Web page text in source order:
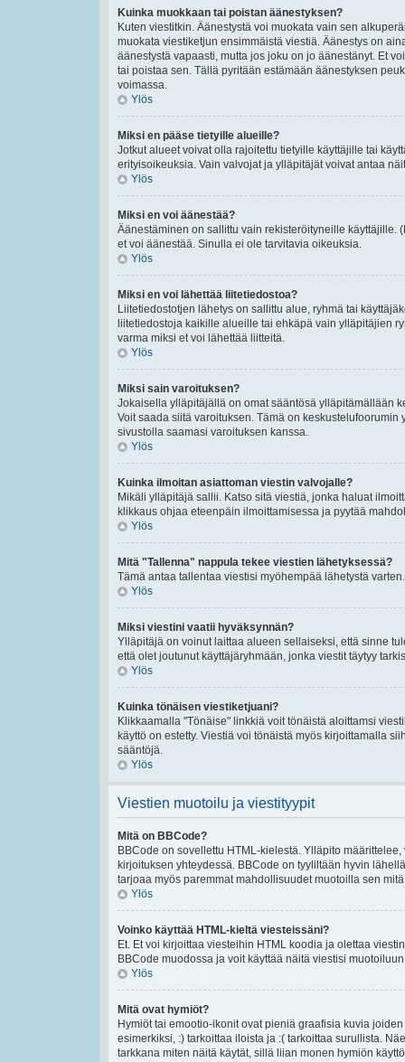
Kuinka muokkaan tai poistan äänestyksen?
Kuten viestitkin. Äänestystä voi muokata vain sen
muokata viestiketjun ensimmäistä viestiä. Äänestys on
äänestystä vapaasti, mutta jos joku on jo äänestänyt. Et
tai poistaa sen. Tällä pyritään estämään äänestyksen
voimassa.
Ylös
Miksi en pääse tietyille alueille?
Jotkut alueet voivat olla rajoitettu tietyille käyttäjille tai
erityisoikeuksia. Vain valvojat ja ylläpitäjät voivat antaa
Ylös
Miksi en voi äänestää?
Äänestäminen on sallittu vain rekisteröityneille käyttäjille.
et voi äänestää. Sinulla ei ole tarvitavia oikeuksia.
Ylös
Miksi en voi lähettää liitetiedostoa?
Liitetiedostotjen lähetys on sallittu alue, ryhmä tai
liitetiedostoja kaikille alueille tai ehkäpä vain ylläpitäjien
varma miksi et voi lähettää liitteitä.
Ylös
Miksi sain varoituksen?
Jokaisella ylläpitäjällä on omat sääntösä ylläpitämällään
Voit saada siitä varoituksen. Tämä on
sivustolla saamasi varoituksen kanssa.
Ylös
Kuinka ilmoitan asiattoman viestin valvojalle?
Mikäli ylläpitäjä sallii. Katso sitä viestiä, jonka haluat
klikkaus ohjaa eteenpäin ilmoittamisessa ja pyytää
Ylös
Mitä "Tallenna" nappula tekee viestien lähetyksessä?
Tämä antaa tallentaa viestisi myöhempää lähetystä
Ylös
Miksi viestini vaatii hyväksynnän?
Ylläpitäjä on voinut laittaa alueen sellaiseksi, että sinne
että olet joutunut käyttäjäryhmään, jonka viestit täytyy
Ylös
Kuinka tönäisen viestiketjuani?
Klikkaamalla "Tönäise" linkkiä voit tönäistä aloittamsi
käyttö on estetty. Viestiä voi tönäistä myös kirjoittamalla
sääntöjä.
Ylös
Viestien muotoilu ja viestityypit
Mitä on BBCode?
BBCode on sovellettu HTML-kielestä. Ylläpito
kirjoituksen yhteydessä. BBCode on tyyliltään hyvin
tarjoaa myös paremmat mahdollisuudet muotoilla sen
Ylös
Voinko käyttää HTML-kieltä viesteissäni?
Et. Et voi kirjoittaa viesteihin HTML koodia ja olettaa
BBCode muodossa ja voit käyttää näitä viestisi
Ylös
Mitä ovat hymiöt?
Hymiöt tai emootio-ikonit ovat pieniä graafisia kuvia
esimerkiksi, :) tarkoittaa iloista ja :( tarkoittaa surullista.
tarkkana miten näitä käytät, sillä liian monen hymiön